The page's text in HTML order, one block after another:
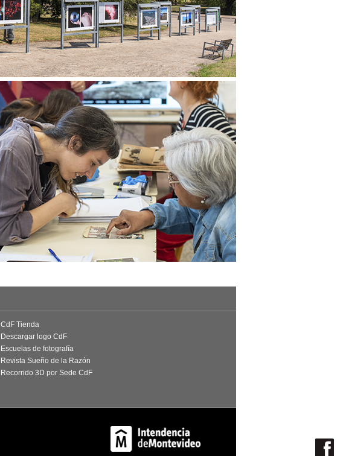
CdF Tienda
Descargar logo CdF
Escuelas de fotografía
Revista Sueño de la Razón
Recorrido 3D por Sede CdF